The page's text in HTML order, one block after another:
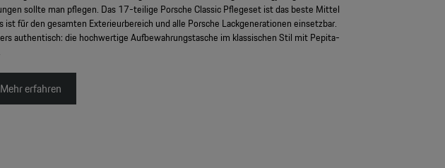
sollte man pflegen. Das 17-teilige Porsche Classic Pflegeset ist das beste Mittel
ist für den gesamten Exterieurbereich und alle Porsche Lackgenerationen einsetzbar.
authentisch: die hochwertige Aufbewahrungstasche im klassischen Stil mit Pepita-
Mehr erfahren